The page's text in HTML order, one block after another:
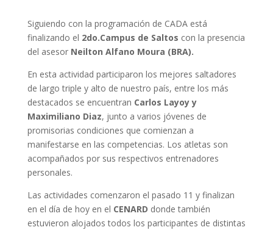
Siguiendo con la programación de CADA está
finalizando el 2do.Campus de Saltos con la presencia
del asesorNeilton Alfano Moura (BRA).
En esta actividad participaron los mejores saltadores
de largo triple y alto de nuestro país, entre los más
destacados se encuentran Carlos Layoy y
Maximiliano Diaz, junto a varios jóvenes de
promisorias condiciones que comienzan a
manifestarse en las competencias. Los atletas son
acompañados por sus respectivos entrenadores
personales.
Las actividades comenzaron el pasado 11 y finalizan
en el día de hoy en el CENARD donde también
estuvieron alojados todos los participantes de distintas